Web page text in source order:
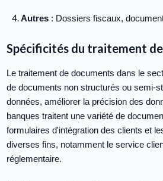
Autres : Dossiers fiscaux,
Spécificités du traitement
Le traitement de documents dans le
de documents non structurés ou semi-
données, améliorer la précision des
banques traitent une variété de
formulaires d'intégration des clients et
diverses fins, notamment le service
réglementaire.